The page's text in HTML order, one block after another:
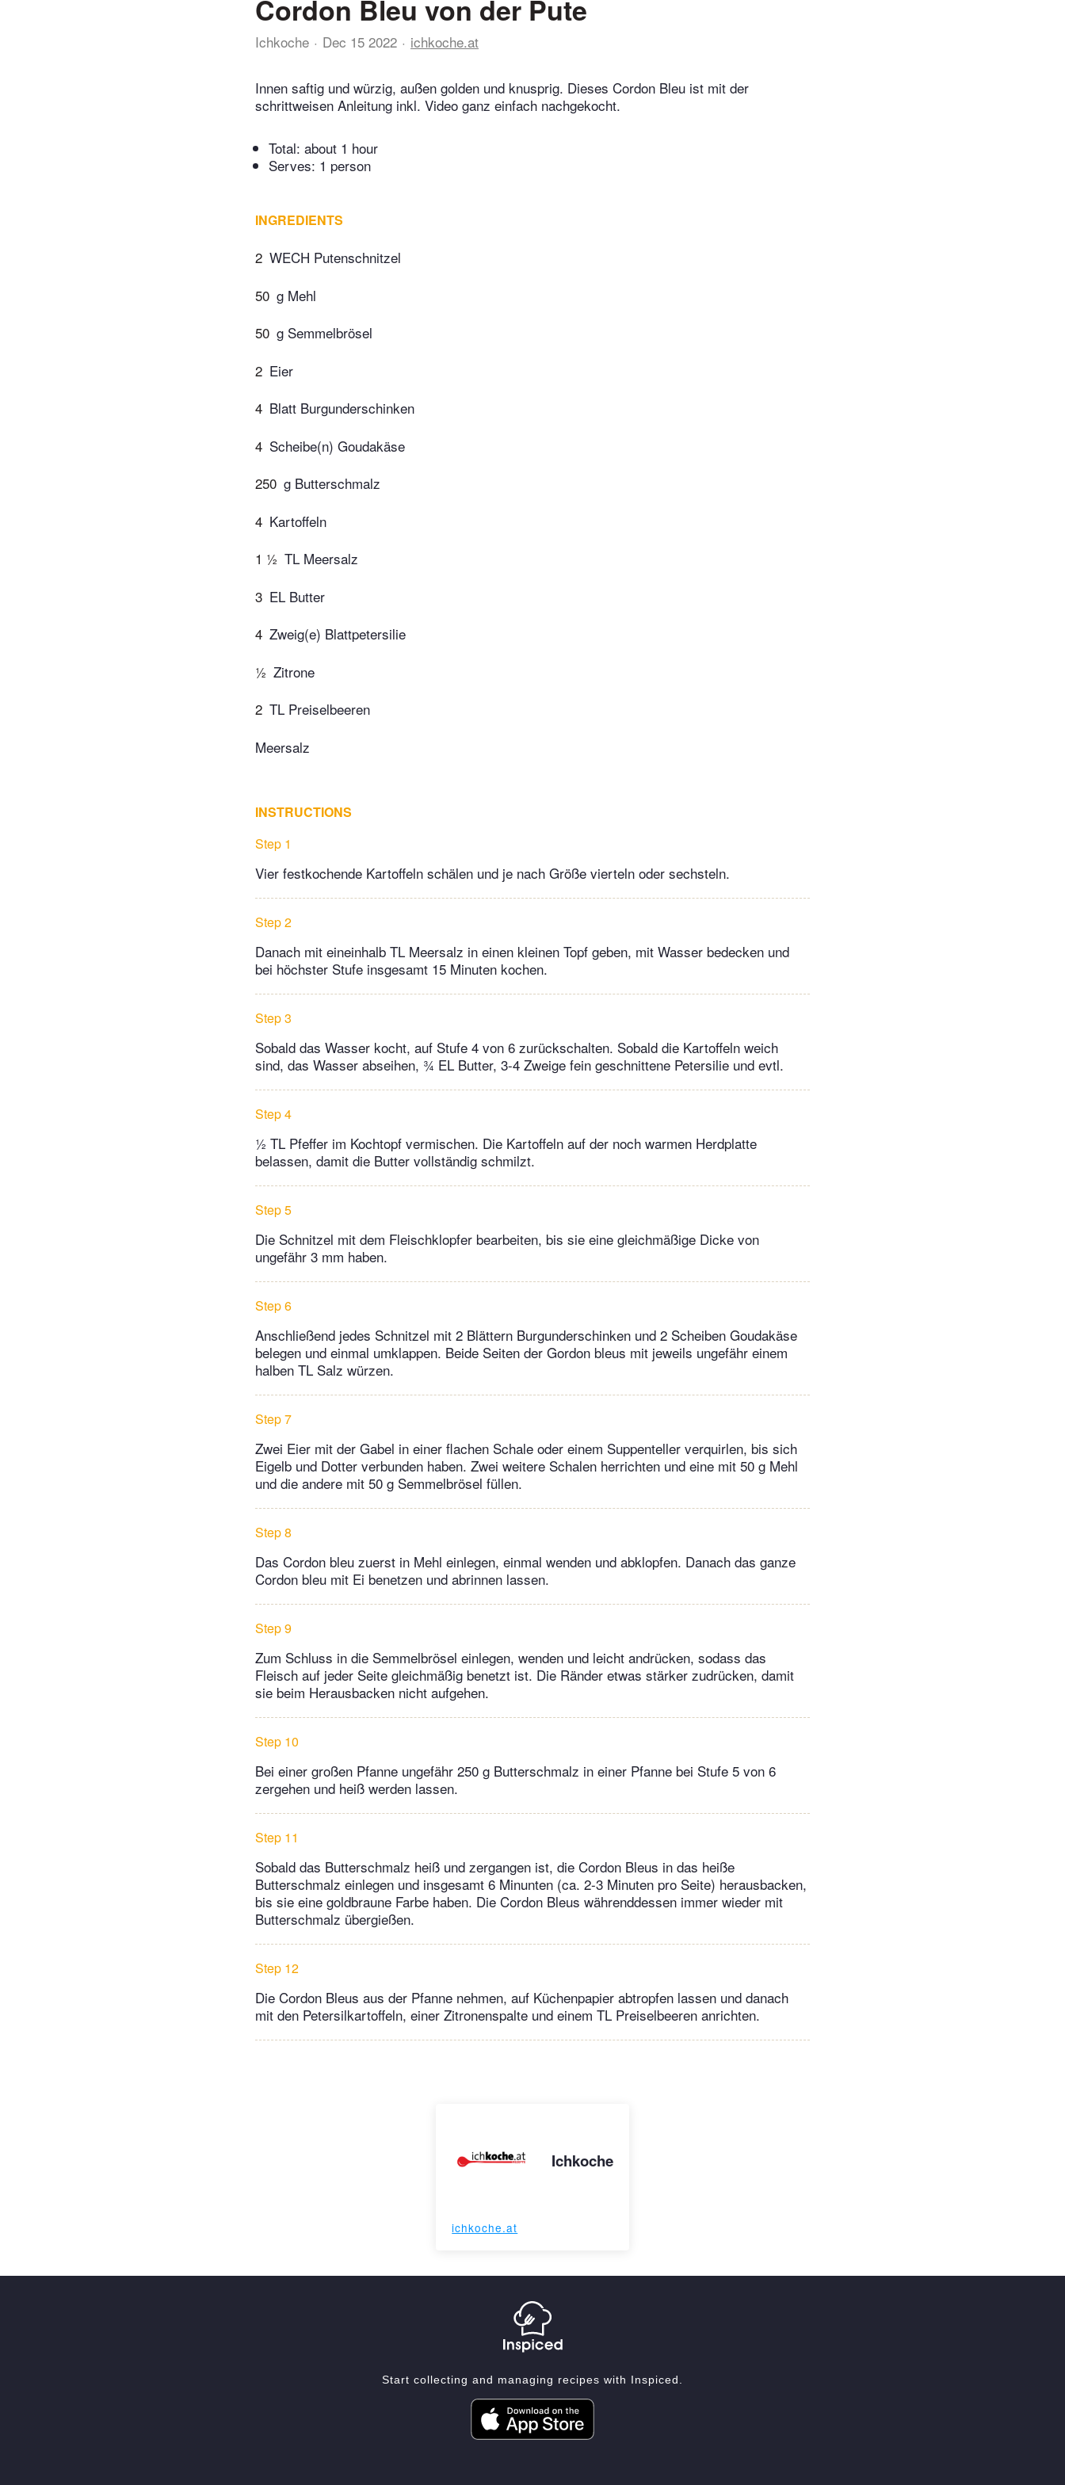
Cordon Bleu von der Pute
Ichkoche Dec 15 2022 ichkoche.at
Innen saftig und würzig, außen golden und knusprig. Dieses Cordon Bleu ist mit der
schrittweisen Anleitung inkl. Video ganz einfach nachgekocht.
Total: about 1 hour
Serves: 1 person
INGREDIENTS
2 WECH Putenschnitzel
50 g Mehl
50 g Semmelbrösel
2 Eier
4 Blatt Burgunderschinken
4 Scheibe(n) Goudakäse
250 g Butterschmalz
4 Kartoffeln
1 ½ TL Meersalz
3 EL Butter
4 Zweig(e) Blattpetersilie
½ Zitrone
2 TL Preiselbeeren
Meersalz
INSTRUCTIONS
Step 1
Vier festkochende Kartoffeln schälen und je nach Größe vierteln oder sechsteln.
Step 2
Danach mit eineinhalb TL Meersalz in einen kleinen Topf geben, mit Wasser bedecken und
bei höchster Stufe insgesamt 15 Minuten kochen.
Step 3
Sobald das Wasser kocht, auf Stufe 4 von 6 zurückschalten. Sobald die Kartoffeln weich
sind, das Wasser abseihen, ¾ EL Butter, 3-4 Zweige fein geschnittene Petersilie und evtl.
Step 4
½ TL Pfeffer im Kochtopf vermischen. Die Kartoffeln auf der noch warmen Herdplatte
belassen, damit die Butter vollständig schmilzt.
Step 5
Die Schnitzel mit dem Fleischklopfer bearbeiten, bis sie eine gleichmäßige Dicke von
ungefähr 3 mm haben.
Step 6
Anschließend jedes Schnitzel mit 2 Blättern Burgunderschinken und 2 Scheiben Goudakäse
belegen und einmal umklappen. Beide Seiten der Gordon bleus mit jeweils ungefähr einem
halben TL Salz würzen.
Step 7
Zwei Eier mit der Gabel in einer flachen Schale oder einem Suppenteller verquirlen, bis sich
Eigelb und Dotter verbunden haben. Zwei weitere Schalen herrichten und eine mit 50 g Mehl
und die andere mit 50 g Semmelbrösel füllen.
Step 8
Das Cordon bleu zuerst in Mehl einlegen, einmal wenden und abklopfen. Danach das ganze
Cordon bleu mit Ei benetzen und abrinnen lassen.
Step 9
Zum Schluss in die Semmelbrösel einlegen, wenden und leicht andrücken, sodass das
Fleisch auf jeder Seite gleichmäßig benetzt ist. Die Ränder etwas stärker zudrücken, damit
sie beim Herausbacken nicht aufgehen.
Step 10
Bei einer großen Pfanne ungefähr 250 g Butterschmalz in einer Pfanne bei Stufe 5 von 6
zergehen und heiß werden lassen.
Step 11
Sobald das Butterschmalz heiß und zergangen ist, die Cordon Bleus in das heiße
Butterschmalz einlegen und insgesamt 6 Minunten (ca. 2-3 Minuten pro Seite) herausbacken,
bis sie eine goldbraune Farbe haben. Die Cordon Bleus währenddessen immer wieder mit
Butterschmalz übergießen.
Step 12
Die Cordon Bleus aus der Pfanne nehmen, auf Küchenpapier abtropfen lassen und danach
mit den Petersilkartoffeln, einer Zitronenspalte und einem TL Preiselbeeren anrichten.
Ichkoche
ichkoche.at
Start collecting and managing recipes with Inspiced.